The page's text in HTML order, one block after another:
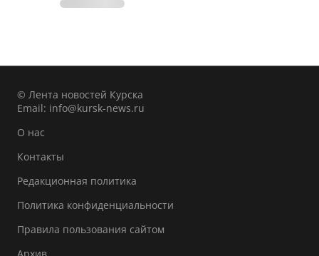
© Лента новостей Курска
Email: info@kursk-news.ru
О нас
Контакты
Редакционная политика
Политика конфиденциальности
Правила пользования сайтом